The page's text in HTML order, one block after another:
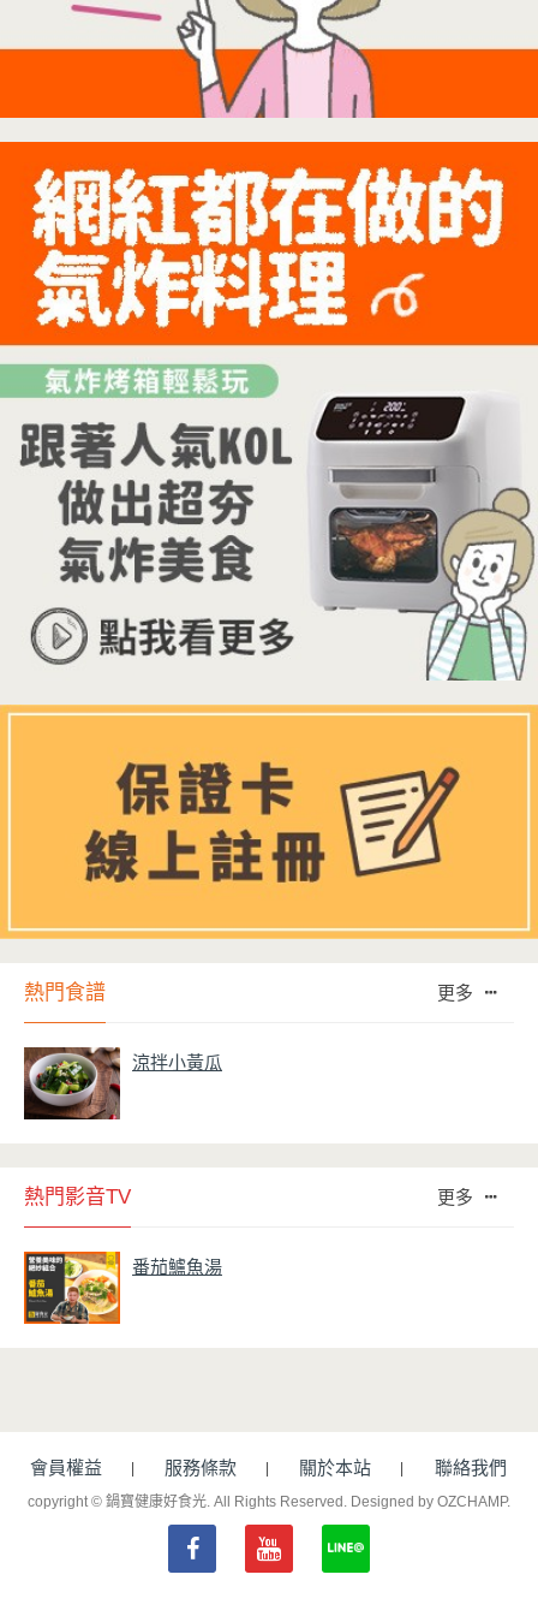
熱門食譜 更多
涼拌小黃瓜
熱門影音TV 更多
番茄鱸魚湯
會員權益 服務條款 關於本站 聯絡我們
copyright © 鍋寶健康好食光. All Rights Reserved. Designed by OZCHAMP.